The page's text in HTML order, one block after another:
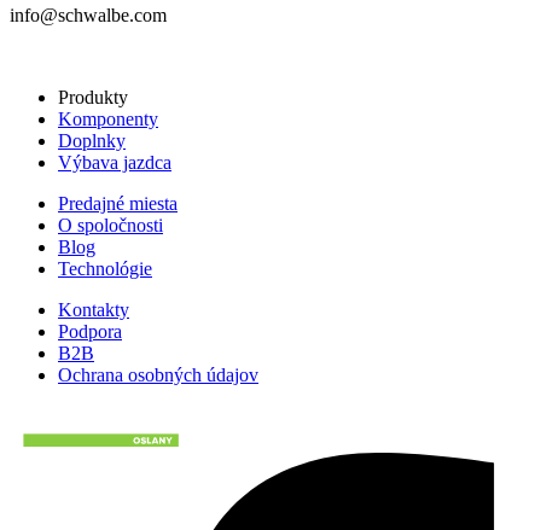
info@schwalbe.com
Produkty
Komponenty
Doplnky
Výbava jazdca
Predajné miesta
O spoločnosti
Blog
Technológie
Kontakty
Podpora
B2B
Ochrana osobných údajov